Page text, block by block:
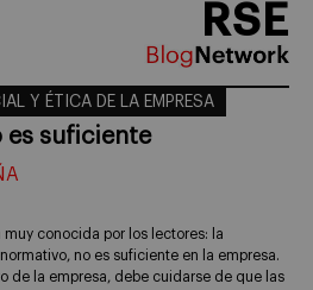
RSE
Y ÉTICA DE LA EMPRESA
es suficiente
muy conocida por los lectores: la
no es suficiente en la empresa.
de la empresa, debe cuidarse de que las